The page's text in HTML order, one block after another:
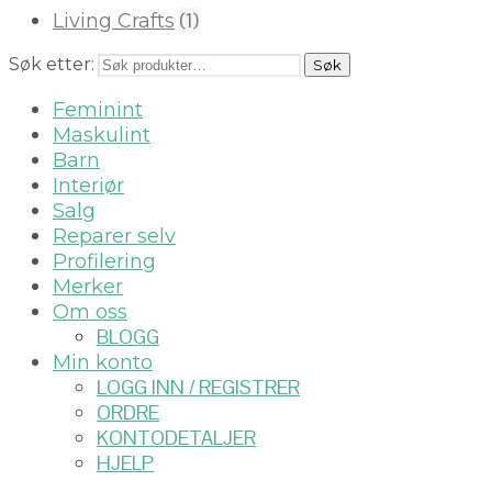
Living Crafts (1)
Søk etter: Søk
Feminint
Maskulint
Barn
Interiør
Salg
Reparer selv
Profilering
Merker
Om oss
BLOGG
Min konto
LOGG INN / REGISTRER
ORDRE
KONTODETALJER
HJELP